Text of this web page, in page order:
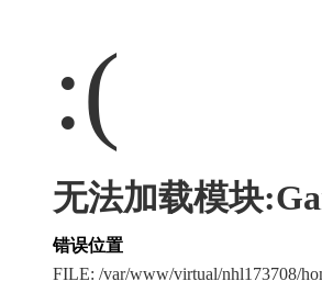
:(
无法加载模块
错误位置
FILE: /var/www/virtual/nhl173708/